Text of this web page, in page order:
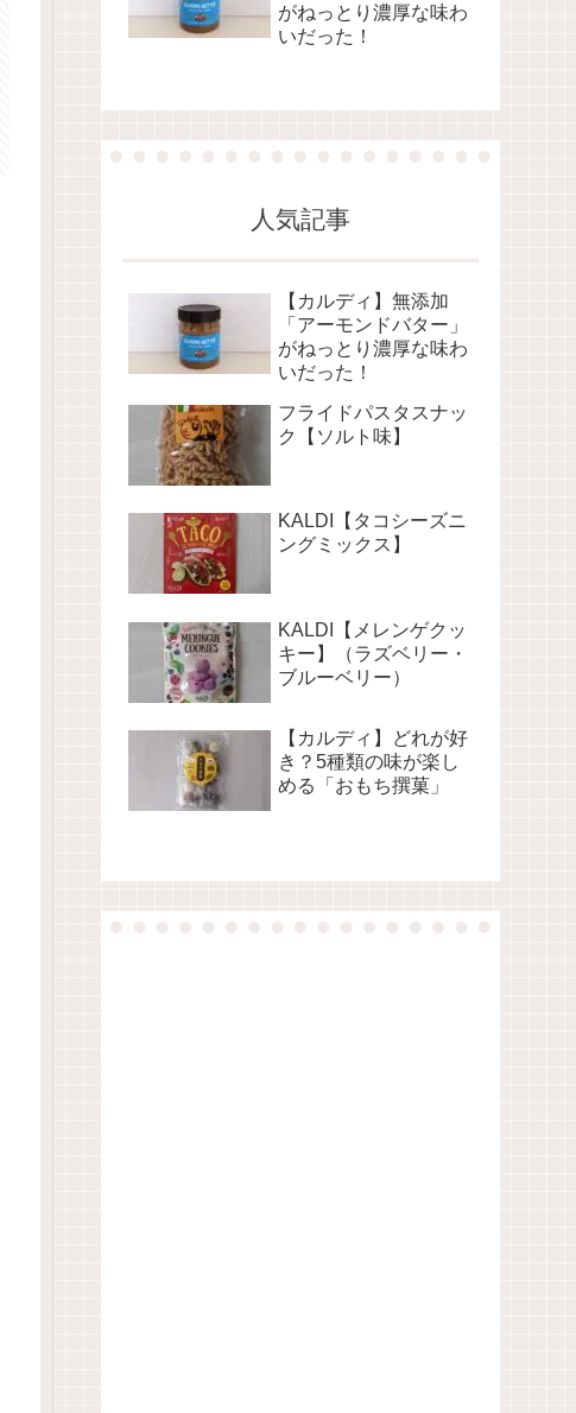
がねっとり濃厚な味わ
いだった！
人気記事
【カルディ】無添加
「アーモンドバター」
がねっとり濃厚な味わ
いだった！
フライドパスタスナッ
ク【ソルト味】
KALDI【タコシーズニ
ングミックス】
KALDI【メレンゲクッ
キー】（ラズベリー・
ブルーベリー）
【カルディ】どれが好
き？5種類の味が楽し
める「おもち撰菓」